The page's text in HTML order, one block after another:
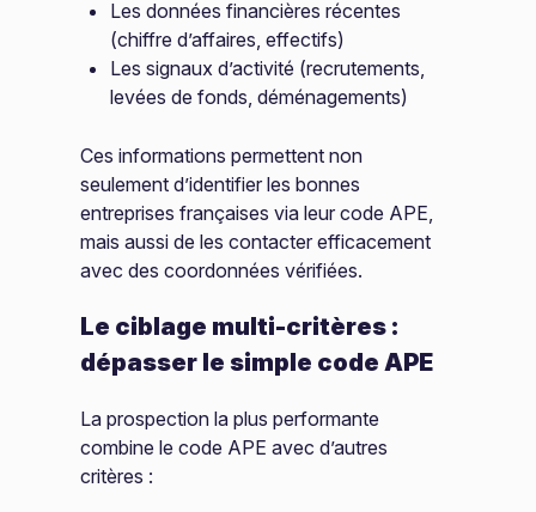
Les données financières récentes
(chiffre d’affaires, effectifs)
Les signaux d’activité (recrutements,
levées de fonds, déménagements)
Ces informations permettent non
seulement d’identifier les bonnes
entreprises françaises via leur code APE,
mais aussi de les contacter efficacement
avec des coordonnées vérifiées.
Le ciblage multi-critères :
dépasser le simple code APE
La prospection la plus performante
combine le code APE avec d’autres
critères :